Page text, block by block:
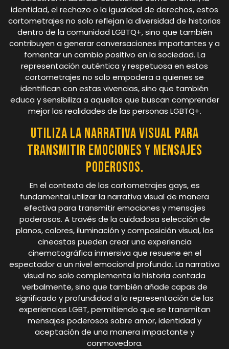
identidad, el rechazo o la igualdad de derechos, estos
cortometrajes no solo reflejan la diversidad de historias
dentro de la comunidad LGBTQ+, sino que también
contribuyen a generar conversaciones importantes y a
fomentar un cambio positivo en la sociedad. La
representación auténtica y respetuosa en estos
cortometrajes no solo empodera a quienes se
identifican con estas vivencias, sino que también
educa y sensibiliza a aquellos que buscan comprender
mejor las realidades de las personas LGBTQ+.
Utiliza la narrativa visual para
transmitir emociones y mensajes
poderosos.
En el contexto de los cortometrajes gays, es
fundamental utilizar la narrativa visual de manera
efectiva para transmitir emociones y mensajes
poderosos. A través de la cuidadosa selección de
planos, colores, iluminación y composición visual, los
cineastas pueden crear una experiencia
cinematográfica inmersiva que resuene en el
espectador a un nivel emocional profundo. La narrativa
visual no solo complementa la historia contada
verbalmente, sino que también añade capas de
significado y profundidad a la representación de las
experiencias LGBT, permitiendo que se transmitan
mensajes poderosos sobre amor, identidad y
aceptación de una manera impactante y
conmovedora.